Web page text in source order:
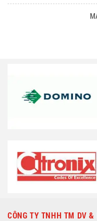
CÔNG TY TNHH TM DV